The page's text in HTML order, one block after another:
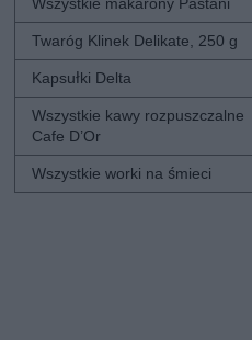
Twaróg Klinek Delikate, 250 g
Kapsułki Delta
Wszystkie kawy rozpuszczalne
Cafe D’Or
Wszystkie worki na śmieci